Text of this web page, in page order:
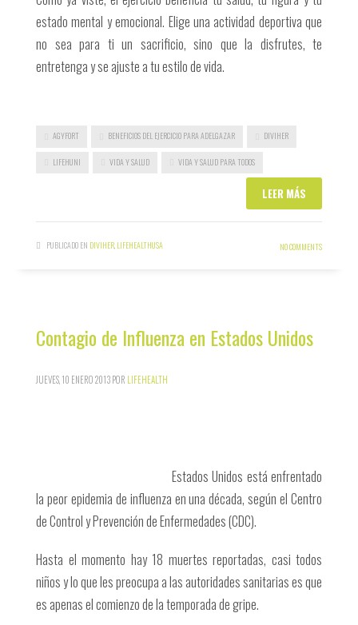
estado mental y emocional. Elige una actividad deportiva que
no sea para ti un sacrificio, sino que la disfrutes, te
entretenga y se ajuste a tu estilo de vida.
AGYFORT BENEFICIOS DEL EJERCICIO PARA ADELGAZAR DIVIHER
LIFEHUNI VIDA Y SALUD VIDA Y SALUD PARA TODOS
LEER MÁS
PUBLICADO EN DIVIHER LIFEHEALTHUSA NO COMMENTS
Contagio de Influenza en Estados Unidos
JUEVES, 10 ENERO 2013POR LIFEHEALTH
Estados Unidos está enfrentado
la peor epidemia de influenza en una década, según el Centro
de Control y Prevención de Enfermedades (CDC).
Hasta el momento hay 18 muertes reportadas, casi todos
niños y lo que les preocupa a las autoridades sanitarias es que
es apenas el comienzo de la temporada de gripe.